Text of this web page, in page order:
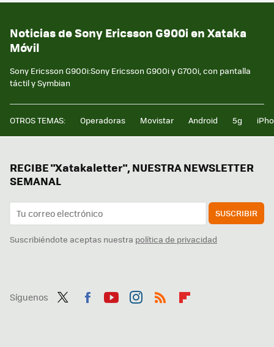
Noticias de Sony Ericsson G900i en Xataka
Móvil
Sony Ericsson G900i:Sony Ericsson G900i y G700i, con pantalla
táctil y Symbian
OTROS TEMAS: Operadoras Movistar Android 5g
RECIBE "Xatakaletter", NUESTRA NEWSLETTER
SEMANAL
SUSCRIBIR
Suscribiéndote aceptas nuestra política de privacidad
Síguenos